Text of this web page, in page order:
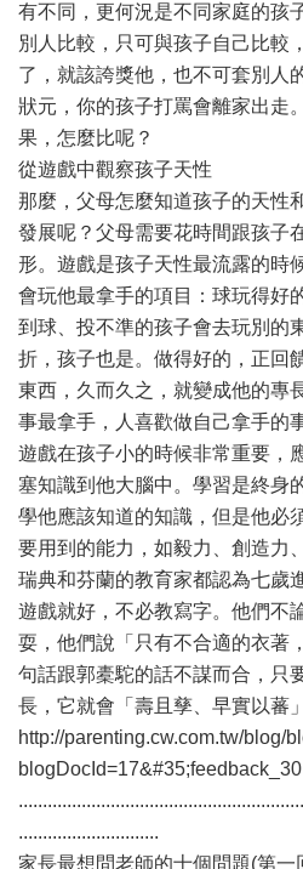
有不同，更何況是不同家庭的孩
別人比較，只可與孩子自己比較
了，就該誇獎他，也不可套別人
狀元，你的孩子打罵會離家出走
果，怎麼比呢？
從遊戲中觀察孩子天性
那麼，父母怎麼知道孩子的天性
發展呢？父母需要花時間跟孩子
形。遊戲是孩子天性最流露的時
會玩他最拿手的項目：球玩得好
到球、投不準的孩子會去玩別的
折，孩子也是。做得好的，正回
東西，久而久之，就變成他的專
事最拿手，人喜歡做自己拿手的事
遊戲在孩子小的時候非常重要，
塞知識到他大腦中。學習是終身
學他應該知道的知識，但是他必
要用到的能力，如毅力、創造力
瑞典和芬蘭的教育家都認為七歲
遊戲就好，不必教寫字。他們不
耍，他們說「只有不合適的衣著
句話跟郭橐駝的話不謀而合，只
長，它就會「壽且孳、早實以蕃
http://parenting.cw.com.tw/blog/
blogDocId=17&#35;feedback_30
.............................
家長最想問老師的十個問